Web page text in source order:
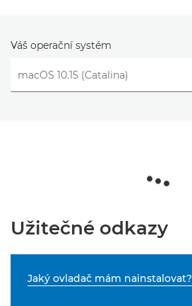
Váš operační systém
Užitečné odkazy
Jaký ovladač mám nainstalovat?